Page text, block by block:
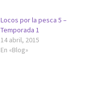
Locos por la pesca 5 –
Temporada 1
14 abril, 2015
En «Blog»